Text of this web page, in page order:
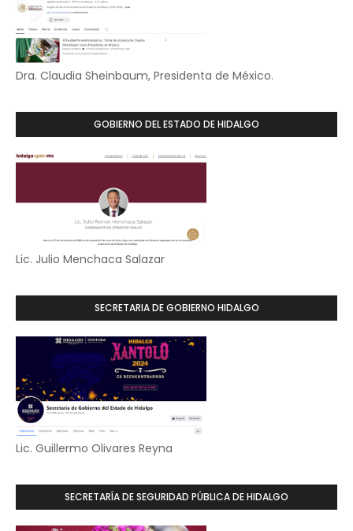
Dra. Claudia Sheinbaum, Presidenta de México.
GOBIERNO DEL ESTADO DE HIDALGO
Lic. Julio Menchaca Salazar
SECRETARIA DE GOBIERNO HIDALGO
Lic. Guillermo Olivares Reyna
SECRETARÍA DE SEGURIDAD PÚBLICA DE HIDALGO